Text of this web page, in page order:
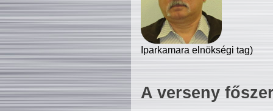
Iparkamara elnökségi tag)
A verseny